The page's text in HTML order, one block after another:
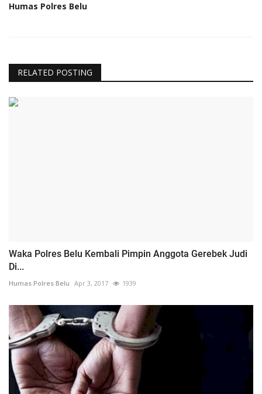
Humas Polres Belu
RELATED POSTING
Waka Polres Belu Kembali Pimpin Anggota Gerebek Judi
Di...
Humas Polres Belu Apr 3, 2017 1939